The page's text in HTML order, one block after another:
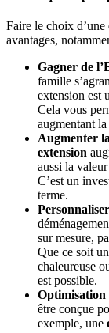
Faire le choix d’une
avantages,
Gagner de
famille
extension est
Cela vous
augmentant
Augmenter
extension
aussi la
C’est un
terme.
sur mesure,
Que ce soit
chaleureuse
est possible.
Optimisation
être conçue
exemple, une